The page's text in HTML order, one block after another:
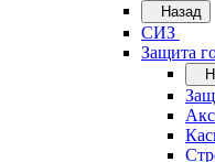
Назад
СИЗ
Защита